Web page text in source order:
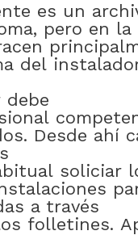
es un
, pero en la
del
debe
. Desde ahí
soliciar
a través
folletines.